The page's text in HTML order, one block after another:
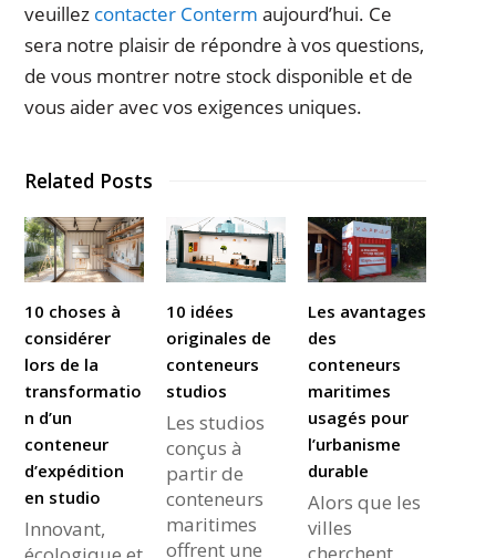
veuillez contacter Conterm aujourd’hui. Ce
sera notre plaisir de répondre à vos questions,
de vous montrer notre stock disponible et de
vous aider avec vos exigences uniques.
Related Posts
10 choses à
considérer
lors de la
transformatio
n d’un
conteneur
d’expédition
en studio
Innovant,
10 idées
originales de
conteneurs
studios
Les studios
conçus à
partir de
conteneurs
maritimes
offrent une
Les avantages
des
conteneurs
maritimes
usagés pour
l’urbanisme
durable
Alors que les
villes
cherchent